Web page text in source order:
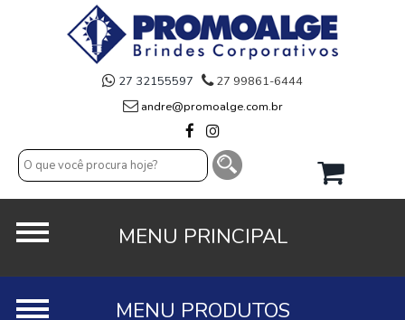
27 32155597
27 99861-6444
andre@promoalge.com.br